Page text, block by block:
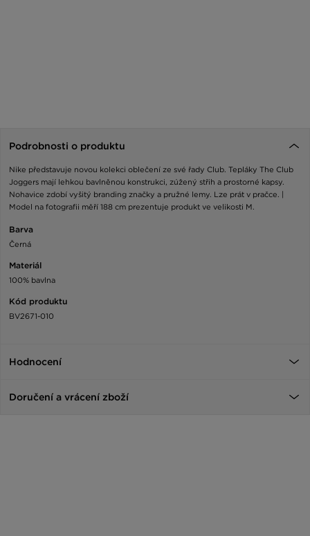
Podrobnosti o produktu
Nike představuje novou kolekci oblečení ze své řady Club. Tepláky The Club
Joggers mají lehkou bavlněnou konstrukci, zúžený střih a prostorné kapsy.
Nohavice zdobí vyšitý branding značky a pružné lemy. Lze prát v pračce. |
Model na fotografii měří 188 cm prezentuje produkt ve velikosti M.
Barva
Černá
Materiál
100% bavlna
Kód produktu
BV2671-010
Hodnocení
Doručení a vrácení zboží